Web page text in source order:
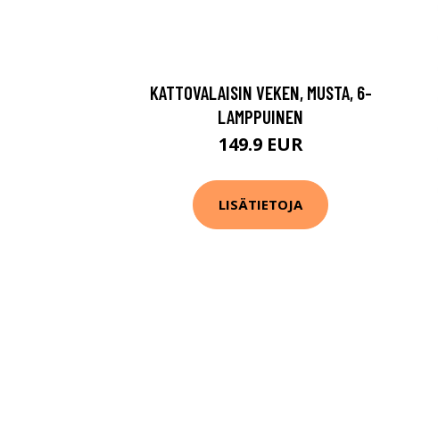
KATTOVALAISIN VEKEN, MUSTA, 6-
LAMPPUINEN
149.9 EUR
LISÄTIETOJA